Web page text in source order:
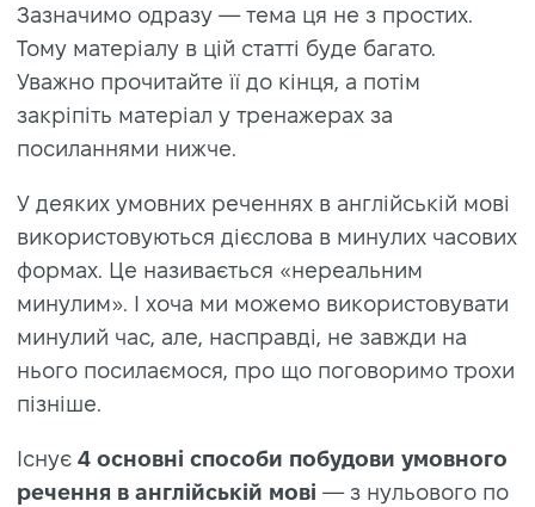
Зазначимо одразу — тема ця не з простих.
Тому матеріалу в цій статті буде багато.
Уважно прочитайте її до кінця, а потім
закріпіть матеріал у тренажерах за
посиланнями нижче.
У деяких умовних реченнях в англійській мові
використовуються дієслова в минулих часових
формах. Це називається «нереальним
минулим». І хоча ми можемо використовувати
минулий час, але, насправді, не завжди на
нього посилаємося, про що поговоримо трохи
пізніше.
Існує 4 основні способи побудови умовного
речення в англійській мові — з нульового по